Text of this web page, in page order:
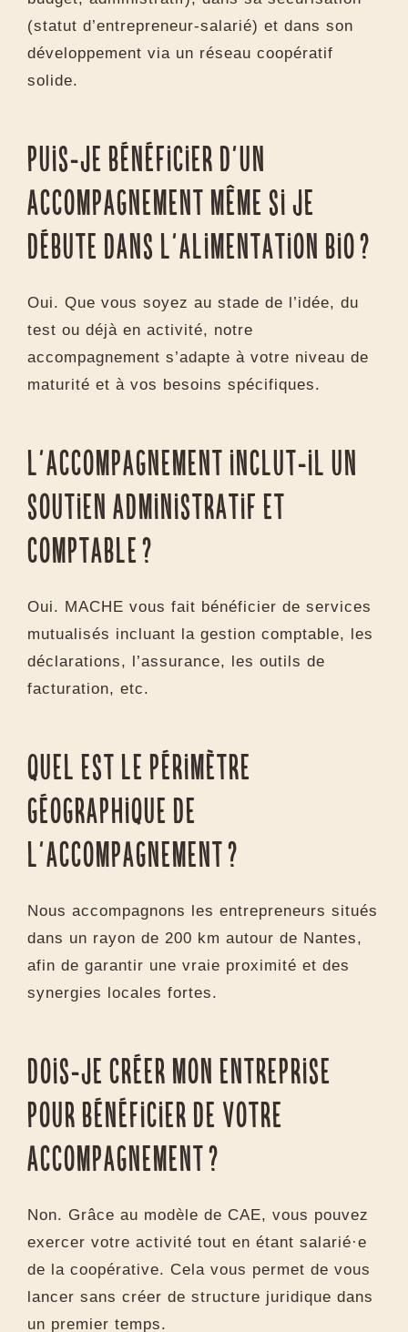
bio par MACHE ?
Nous vous accompagnons dans la
(statut d’entrepreneur-salarié) et dans son
développement via un réseau coopératif
solide.
Puis-je bénéficier d’un
accompagnement même si je
débute dans l’alimentation bio ?
test ou déjà en activité, notre
accompagnement s’adapte à votre niveau de
maturité et à vos besoins spécifiques.
L’accompagnement inclut-il un
soutien administratif et
comptable ?
mutualisés incluant la gestion comptable, les
déclarations, l’assurance, les outils de
facturation, etc.
Quel est le périmètre
géographique de
l’accompagnement ?
dans un rayon de 200 km autour de Nantes,
afin de garantir une vraie proximité et des
synergies locales fortes.
Dois-je créer mon entreprise
pour bénéficier de votre
accompagnement ?